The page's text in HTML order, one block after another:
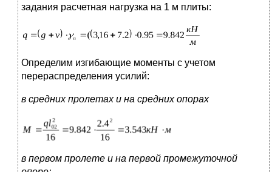
задания расчетная нагрузка на 1 м плиты:
Определим изгибающие моменты с учетом
перераспределения усилий:
в средних пролетах и на средних опорах
в первом пролете и на первой промежуточной